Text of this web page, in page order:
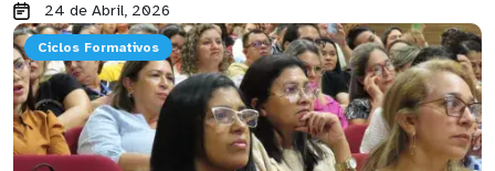
24 de Abril, 2026
Ciclos Formativos